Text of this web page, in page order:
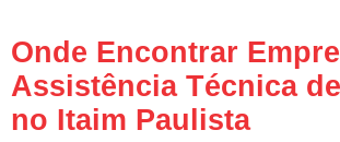
Onde Encontrar
Assistência Técnica
no Itaim Paulista